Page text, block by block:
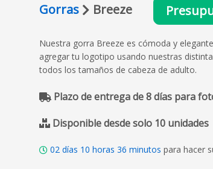
Gorras Breeze
Nuestra gorra Breeze es cómoda y
agregar tu logotipo usando nuestras
todos los tamaños de cabeza de adulto.
Plazo de entrega de 8 días para
Disponible desde solo 10 unidades
02 días 10 horas 36 minutos para hacer